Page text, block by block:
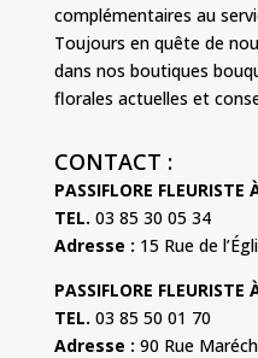
complémentaires au
Toujours en quête de
dans nos boutiques
florales actuelles et
CONTACT :
PASSIFLORE FLEURISTE
TEL. 03 85 30 05 34
Adresse : 15 Rue de
PASSIFLORE
TEL. 03 85 50 01 70
Adresse : 90 Rue